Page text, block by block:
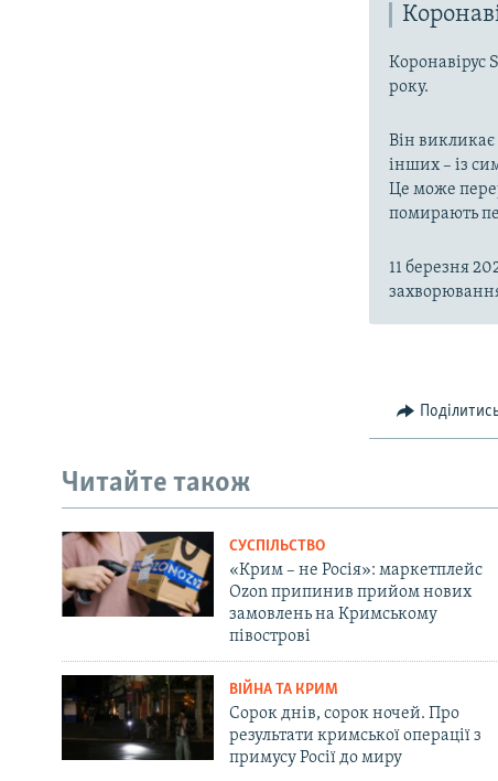
Коронавірус
року.
Він
інших – із
Це може
помирають
11 березня
Читайте також
СУСПІЛЬСТВО
«Крим – не Росія»: маркетплейс
Ozon припинив прийом нових
замовлень на Кримському
півострові
ВІЙНА ТА КРИМ
Сорок днів, сорок ночей. Про
результати кримської операції з
примусу Росії до миру